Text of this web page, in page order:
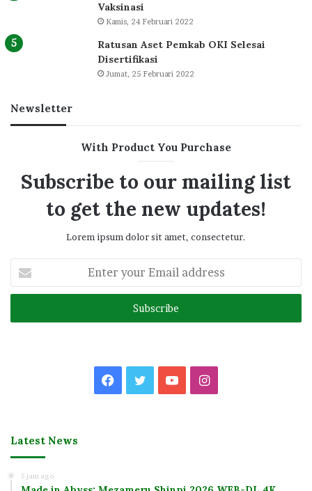
Vaksinasi
Kamis, 24 Februari 2022
Ratusan Aset Pemkab OKI Selesai
Disertifikasi
Jumat, 25 Februari 2022
Newsletter
With Product You Purchase
Subscribe to our mailing list
to get the new updates!
Lorem ipsum dolor sit amet, consectetur.
your
Email
Facebook
TwitterYouTubeInstagram
Latest News
5 jam ago